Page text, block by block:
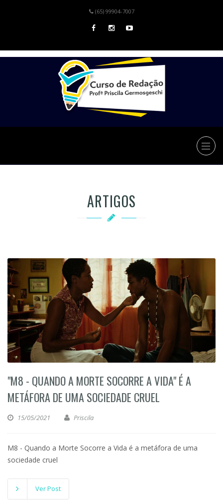
(65) 99904-7007
ARTIGOS
"M8 - QUANDO A MORTE SOCORRE A VIDA" É A
METÁFORA DE UMA SOCIEDADE CRUEL
15/05/2021 Priscila
M8 - Quando a Morte Socorre a Vida é a metáfora de uma
sociedade cruel
Ver Post